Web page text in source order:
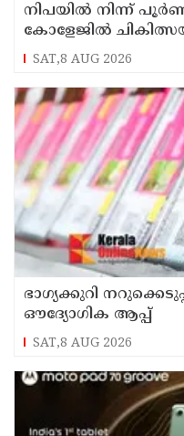
നിപയിൽ നിന്ന്
കോളേജിൽ
വീട്ടിലേക്ക് മടങ്ങി
SAT,8 AUG 2026
ഭാഗ്യക്കുറി
ഔദ്യോഗിക ആപ്പ്
SAT,8 AUG 2026